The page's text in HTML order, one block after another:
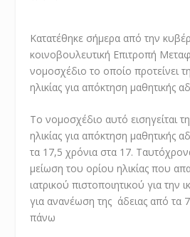
Κατατέθηκε σήμερα από την
κοινοβουλευτική Επιτροπή
νομοσχέδιο το οποίο προτείνει
ηλικίας για απόκτηση μαθητικής
Το νομοσχέδιο αυτό εισηγείται
ηλικίας για απόκτηση μαθητικής
τα 17,5 χρόνια στα 17.
μείωση του ορίου ηλικίας που
ιατρικού πιστοποιητικού για την
για ανανέωση της άδειας από τα
πάνω